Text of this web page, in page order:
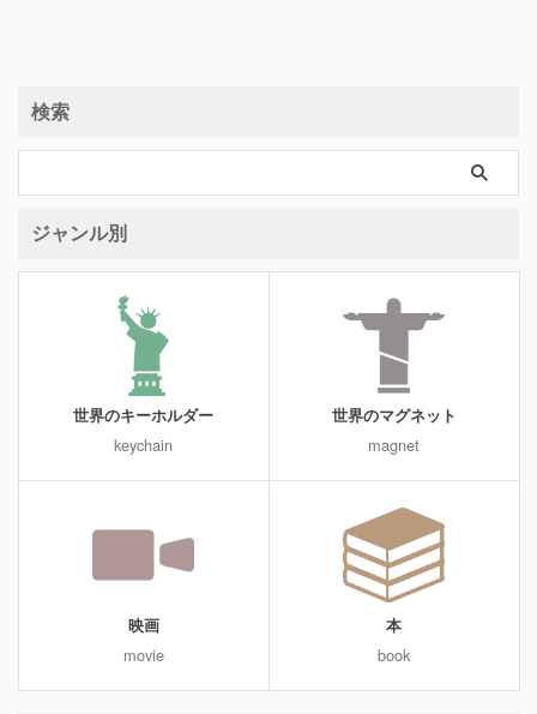
検索
ジャンル別
世界のキーホルダー
keychain
世界のマグネット
magnet
映画
movie
本
book